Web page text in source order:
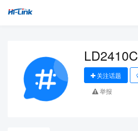
LD2410C
关注话题
举报